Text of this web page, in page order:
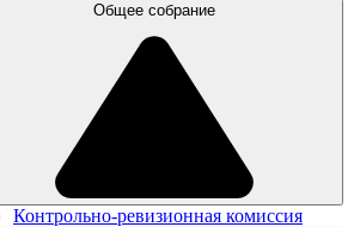
Общее собрание
Контрольно-ревизионная комиссия